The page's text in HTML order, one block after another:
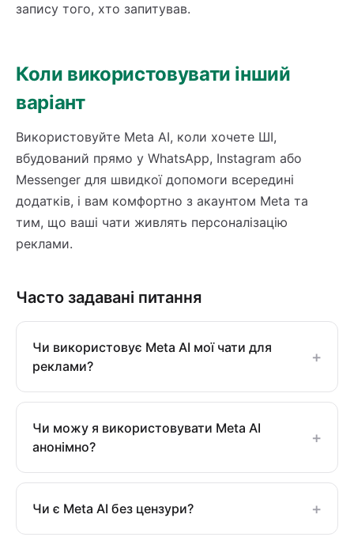
запису того, хто запитував.
Коли використовувати інший
варіант
Використовуйте Meta AI, коли хочете ШІ,
вбудований прямо у WhatsApp, Instagram або
Messenger для швидкої допомоги всередині
додатків, і вам комфортно з акаунтом Meta та
тим, що ваші чати живлять персоналізацію
реклами.
Часто задавані питання
Чи використовує Meta AI мої чати для
реклами?
+
Чи можу я використовувати Meta AI
анонімно?
+
Чи є Meta AI без цензури? +